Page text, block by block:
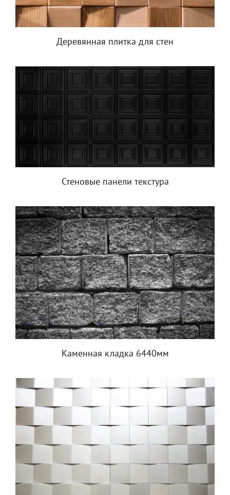
Деревянная плитка для стен
Стеновые панели текстура
Каменная кладка 6440мм